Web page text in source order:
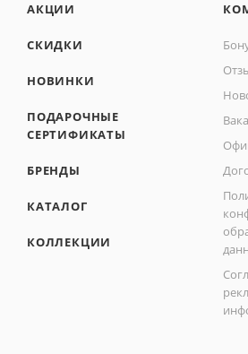
АКЦИИ
СКИДКИ
НОВИНКИ
ПОДАРОЧНЫЕ
СЕРТИФИКАТЫ
БРЕНДЫ
КАТАЛОГ
КОЛЛЕКЦИИ